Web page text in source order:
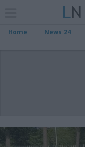
Home News 24